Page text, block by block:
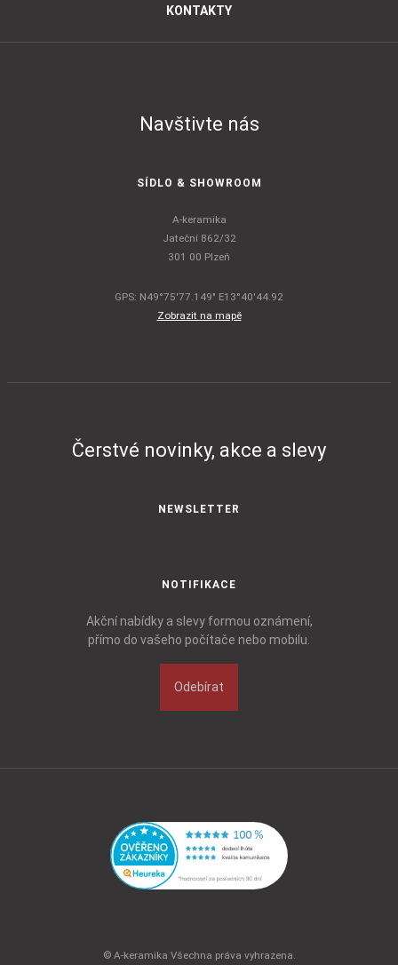
KONTAKTY
Navštivte nás
SÍDLO & SHOWROOM
A-keramika
Jateční 862/32
301 00 Plzeň
GPS: N49°75'77.149" E13°40'44.92
Zobrazit na mapě
Čerstvé novinky, akce a slevy
NEWSLETTER
NOTIFIKACE
Akční nabídky a slevy formou oznámení,
přímo do vašeho počítače nebo mobilu.
Odebírat
© A-keramika Všechna práva vyhrazena.